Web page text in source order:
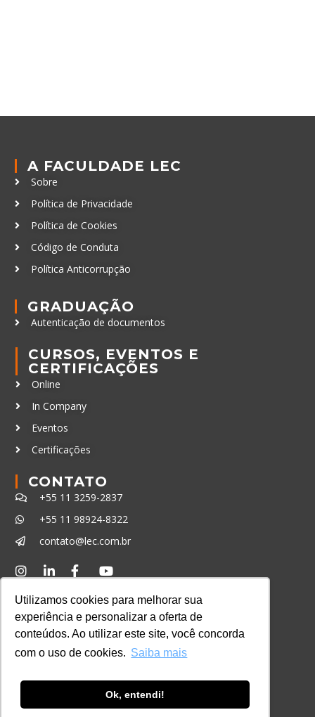
Utilizamos cookies para melhorar sua
experiência e personalizar a oferta de
conteúdos. Ao utilizar este site, você concorda
com o uso de cookies. Saiba mais
Ok, entendi!
A FACULDADE LEC
Sobre
Política de Privacidade
Política de Cookies
Código de Conduta
Política Anticorrupção
GRADUAÇÃO
Autenticação de documentos
CURSOS, EVENTOS E
CERTIFICAÇÕES
Online
In Company
Eventos
Certificações
CONTATO
+55 11 3259-2837
+55 11 98924-8322
contato@lec.com.br
Consulte aqui o cadastro da Instituição no
Sistema e-MEC